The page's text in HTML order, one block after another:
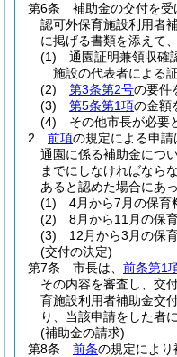
第6条
補助金の交付を
認可外保育施設利用者
に掲げる書類を添えて
(1)
通園証明兼領収確
施設の代表者による
(2)
第3条第2号の要件
(3)
第5条第1項の金額
(4)
その他市長が必要
2
前項の規定による申請
通園に係る補助金につ
までにしなければならな
あると認めた場合にあ
(1)
4月から7月の保育
(2)
8月から11月の保
(3)
12月から3月の保
(交付の決定)
第7条
市長は、 前条第1
その内容を審査し、交
育施設利用者補助金交
り、当該申請をした者
(補助金の請求)
第8条
前条の規定によ